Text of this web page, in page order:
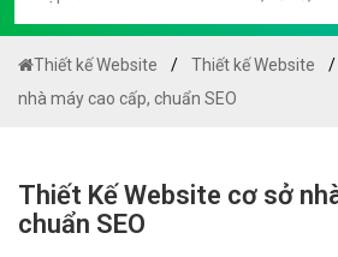
Thiết kế Website Thiết kế Website
nhà máy cao cấp, chuẩn SEO
Thiết Kế Website cơ sở
chuẩn SEO